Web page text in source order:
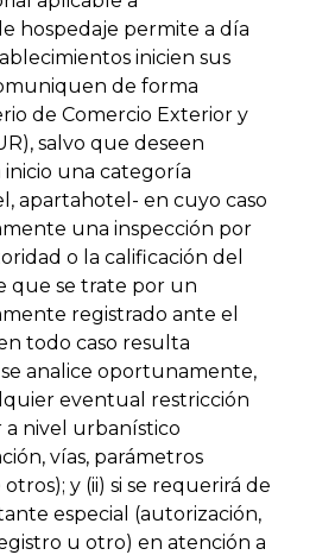
hospedaje permite a día
inicien sus
de forma
de Comercio Exterior y
salvo que deseen
una categoría
apartahotel- en cuyo caso
una inspección por
o la calificación del
que se trate por un
registrado ante el
todo caso resulta
analice oportunamente,
eventual restricción
nivel urbanístico
vías, parámetros
y (ii) si se requerirá de
especial (autorización,
u otro) en atención a